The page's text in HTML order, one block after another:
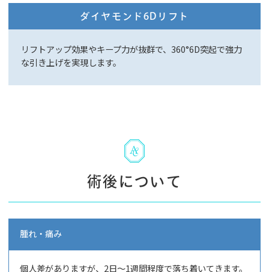
ダイヤモンド6Dリフト
リフトアップ効果やキープ力が抜群で、360°6D突起で強力
な引き上げを実現します。
術後について
腫れ・痛み
個人差がありますが、2日～1週間程度で落ち着いてきます。